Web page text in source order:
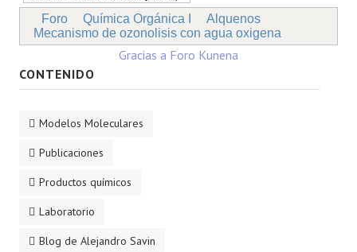
Foro Química Orgánica I
Alquenos
Mecanismo de ozonolisis con agua oxigena
Gracias a Foro Kunena
CONTENIDO
Modelos Moleculares
Publicaciones
Productos químicos
Laboratorio
Blog de Alejandro Savin